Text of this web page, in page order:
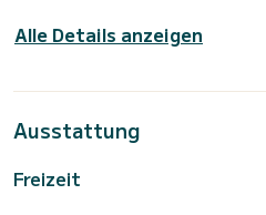
Alle Details anzeigen
Ausstattung
Freizeit